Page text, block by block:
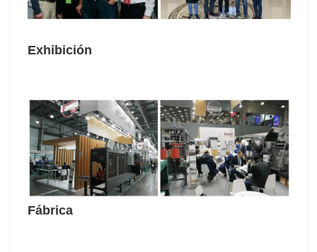
Exhibición
Fábrica